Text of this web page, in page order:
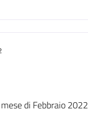
di Febbraio 2022